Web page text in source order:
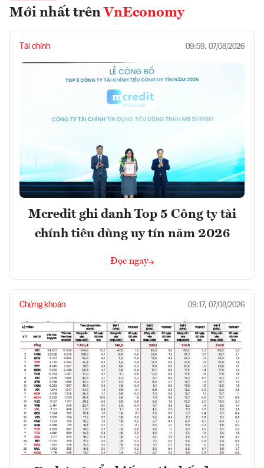
Mới nhất trên VnEconomy
Tài chính 09:59, 07/08/2026
Mcredit ghi danh Top 5 Công ty tài
chính tiêu dùng uy tín năm 2026
Đọc ngay
Chứng khoán 09:17, 07/08/2026